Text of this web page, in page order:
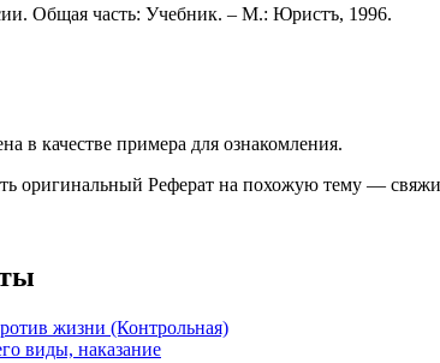
Общая часть: Учебник. – М.: Юристъ, 1996.
в качестве примера для ознакомления.
оригинальный Реферат на похожую тему —
жизни (Контрольная)
виды, наказание